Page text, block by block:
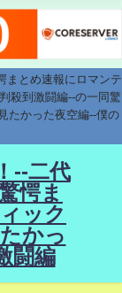
まとめ速報にロマンテ
殺到激闘編--の一同驚
たかった夜空編--僕の
--二代
愕ま
ック
かっ
闘編